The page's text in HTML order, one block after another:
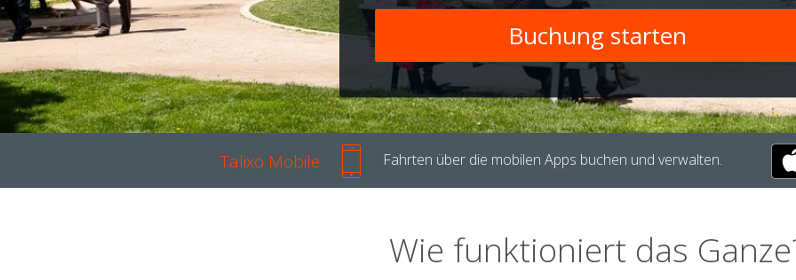
Talixo Mobile Fahrten über die mobilen Apps buchen und verwalten.
Wie funktioniert das